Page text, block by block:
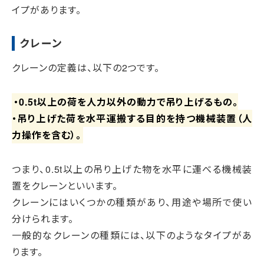
イプがあります。
クレーン
クレーンの定義は、以下の2つです。
・0.5t以上の荷を人力以外の動力で吊り上げるもの。
・吊り上げた荷を水平運搬する目的を持つ機械装置（人
力操作を含む）。
つまり、0.5t以上の吊り上げた物を水平に運べる機械装
置をクレーンといいます。
クレーンにはいくつかの種類があり、用途や場所で使い
分けられます。
一般的なクレーンの種類には、以下のようなタイプがあ
ります。